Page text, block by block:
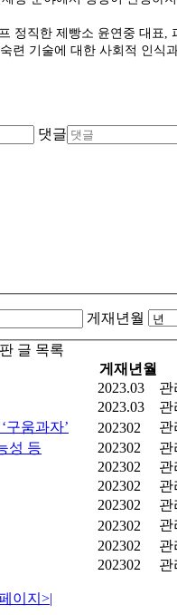
정직한 제빵소 윤연중 대표,
련 기술에 대한 사회적 인식
댓글
게재년월
글 목록
게재년월
2023.03 관
2023.03 관
구움과자’ 202302 관
성 등 202302 관
202302 관
202302 관
202302 관
202302 관
202302 관
202302 관
이지 >|